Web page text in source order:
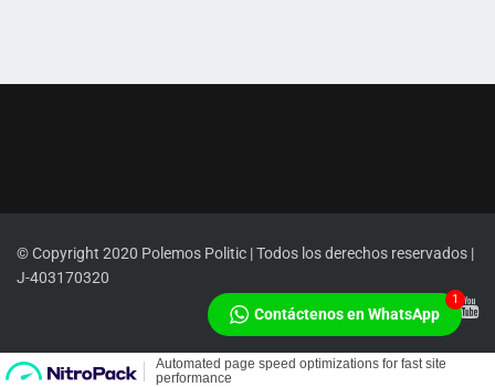
© Copyright 2020 Polemos Politic | Todos los derechos reservados |
J-403170320
Contáctenos en WhatsApp
1